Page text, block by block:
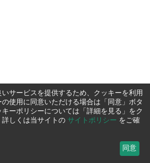
サービスを提供するため、クッキーを利用
使用に同意いただける場合は「同意」ボタ
ーポリシーについては「詳細を見る」をク
詳しくは当サイトの サイトポリシー をご確
同意